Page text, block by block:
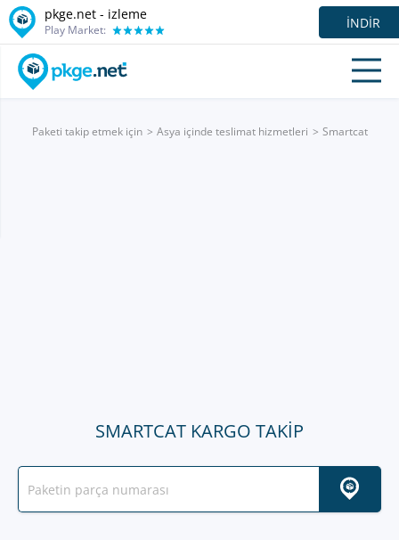
pkge.net - izleme
Play Market: İNDIR
Paketi takip etmek için Asya içinde teslimat hizmetleri Smartcat
SMARTCAT KARGO TAKIP